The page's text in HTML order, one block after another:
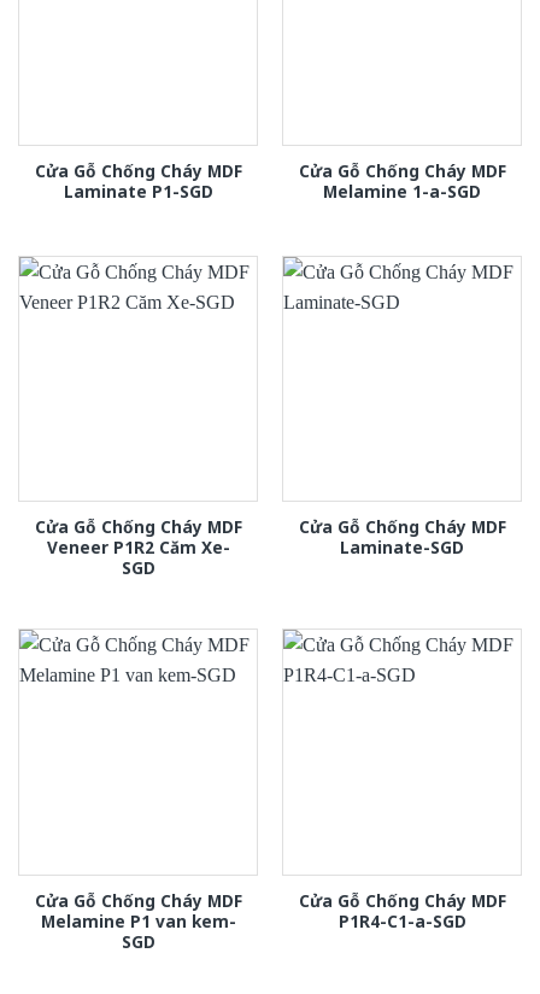
Cửa Gỗ Chống Cháy MDF
Laminate P1-SGD
Cửa Gỗ Chống Cháy MDF
Melamine 1-a-SGD
Cửa Gỗ Chống Cháy MDF
Veneer P1R2 Căm Xe-
SGD
Cửa Gỗ Chống Cháy MDF
Laminate-SGD
Cửa Gỗ Chống Cháy MDF
Melamine P1 van kem-
SGD
Cửa Gỗ Chống Cháy MDF
P1R4-C1-a-SGD